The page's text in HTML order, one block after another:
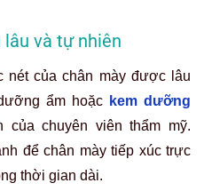
lâu và tự nhiên
của chân mày được lâu
ẩm hoặc kem dưỡng
chuyên viên thẩm mỹ.
để chân mày tiếp xúc trực
thời gian dài.